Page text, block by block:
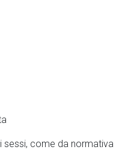
sessi, come da normativa